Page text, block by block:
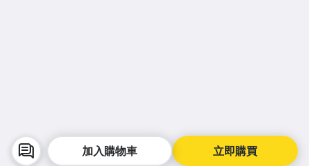
立即購買
加入購物車